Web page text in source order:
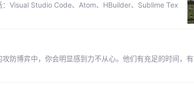
Visual Studio Code、Atom、HBuilder、Sublime Tex
防博弈中，你会明显感到力不从心。他们有充足的时间，